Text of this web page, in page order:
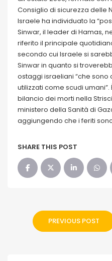
Consiglio di sicurezza delle
Israele ha individuato la
Sinwar, il leader di Hamas,
riferito il principale
secondo cui Israele si
Sinwar in quanto si
ostaggi israeliani “che sono
utilizzati come scudi umani”.
bilancio dei morti nella
ministero della Sanità di
aggiungendo che i feriti
SHARE THIS POST
PREVIOUS POST